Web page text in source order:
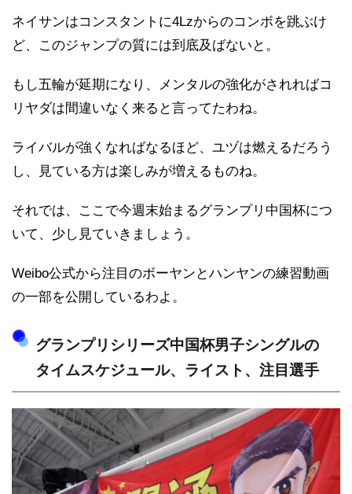
ネイサンはコンスタントに4Lzからのコンボを跳ぶけ
ど、このジャンプの質には到底及ばないと。
もし五輪が延期になり、メンタルの強化がされればコ
リヤダは間違いなく来ると言ってたわね。
ライバルが強くなればなるほど、ユヅは燃えるだろう
し、見ている方は楽しみが増えるものね。
それでは、ここで今週末始まるグランプリ中国杯につ
いて、少し見ていきましょう。
Weibo公式から注目のボーヤンとハンヤンの練習動画
の一部を公開しているわよ。
グランプリシリーズ中国杯男子シングルの
タイムスケジュール、ライスト、注目選手